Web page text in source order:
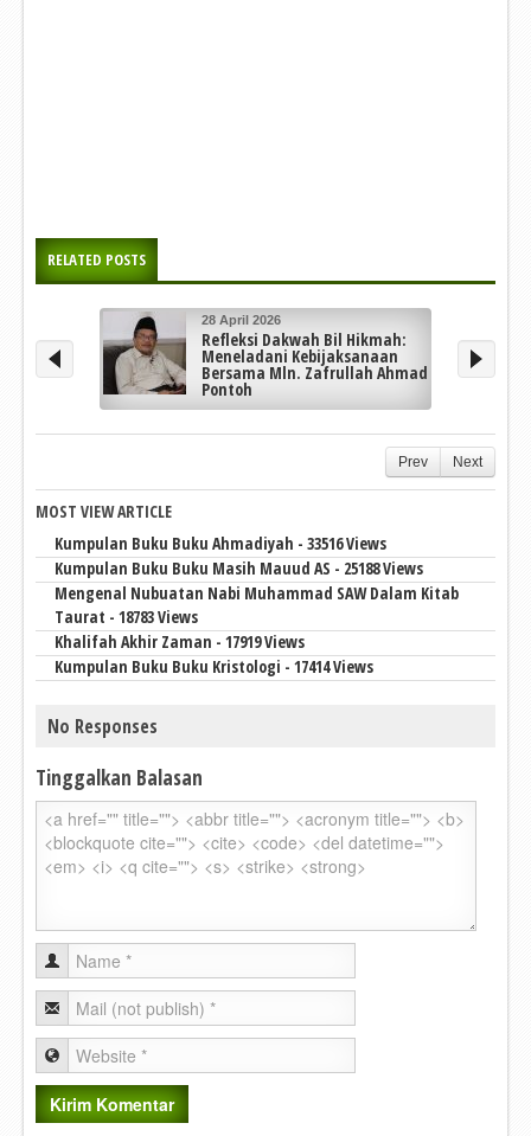
RELATED POSTS
28 April 2026
Refleksi Dakwah Bil Hikmah:
Meneladani Kebijaksanaan
Bersama Mln. Zafrullah Ahmad
Pontoh
Prev Next
MOST VIEW ARTICLE
Kumpulan Buku Buku Ahmadiyah - 33516 Views
Kumpulan Buku Buku Masih Mauud AS - 25188 Views
Mengenal Nubuatan Nabi Muhammad SAW Dalam Kitab
Taurat - 18783 Views
Khalifah Akhir Zaman - 17919 Views
Kumpulan Buku Buku Kristologi - 17414 Views
No Responses
Tinggalkan Balasan